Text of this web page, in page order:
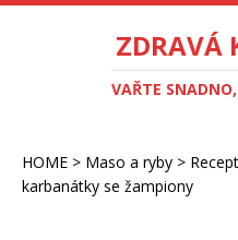
ZDRAVÁ
VAŘTE
HOME > Maso a ryby >
karbanátky se žampiony